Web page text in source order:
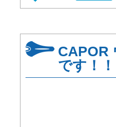
CAPOR
です！！